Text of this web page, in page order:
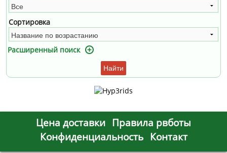
Сортировка
Расширенный поиск
Найти
Цена доставки Правила рвботы
Конфиденциальность Контакт